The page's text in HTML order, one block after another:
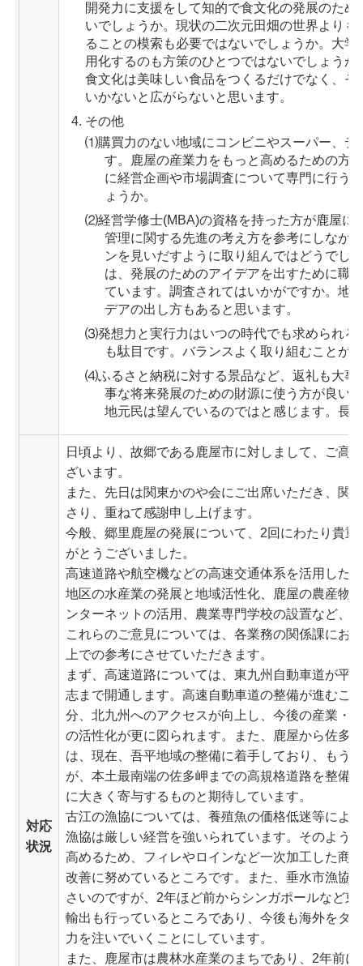
開発力に支援をして知的で食文化の発展のた
いでしょうか。現状の二次元田畑の世界より
ることの模索も必要ではないでしょうか。大
用化するのも方策のひとつではないでしょうか
食文化は美味しい食品をつくるだけでなく、
いかないと広がらないと思います。
その他
⑴購買力のない地域にコンビニやスーパー、デ
す。鹿屋の産業力をもっと高めるための方
に経営企画や市場調査について専門に行う
ょうか。
⑵経営学修士(MBA)の資格を持った方が鹿屋に
管理に関する先進の考え方を参考にしなが
ンを見いだすように取り組んではどうでし
は、発展のためのアイデアを出すために職
ています。調査されてはいかがですか。地
デアの出し方もあると思います。
⑶発想力と実行力はいつの時代でも求められる
も駄目です。バランスよく取り組むことが
⑷ふるさと納税に対する景品など、返礼も大事
事な将来発展のための財源に使う方が良い
地元民は望んでいるのではと感じます。長
対応
状況
日頃より、故郷である鹿屋市に対しまして、ご高
ざいます。
また、先日は関東かのや会にご出席いただき、関
さり、重ねて感謝申し上げます。
今般、郷里鹿屋の発展について、2回にわたり貴
がとうございました。
高速道路や航空機などの高速交通体系を活用した
地区の水産業の発展と地域活性化、鹿屋の農産物
ンターネットの活用、農業専門学校の設置など、
これらのご意見については、各業務の関係課にお
上での参考にさせていただきます。
まず、高速道路については、東九州自動車道が平
志まで開通します。高速自動車道の整備が進むこ
分、北九州へのアクセスが向上し、今後の産業・
の活性化が更に図られます。また、鹿屋から佐多
は、現在、吾平地域の整備に着手しており、もう
が、本土最南端の佐多岬までの高規格道路を整備
に大きく寄与するものと期待しています。
古江の漁協については、養殖魚の価格低迷等によ
漁協は厳しい経営を強いられています。そのよう
高めるため、フィレやロインなど一次加工した商
改善に努めているところです。また、垂水市漁協
さいのですが、2年ほど前からシンガポールなど
輸出も行っているところであり、今後も海外をタ
力を注いでいくことにしています。
また、鹿屋市は農林水産業のまちであり、2年前